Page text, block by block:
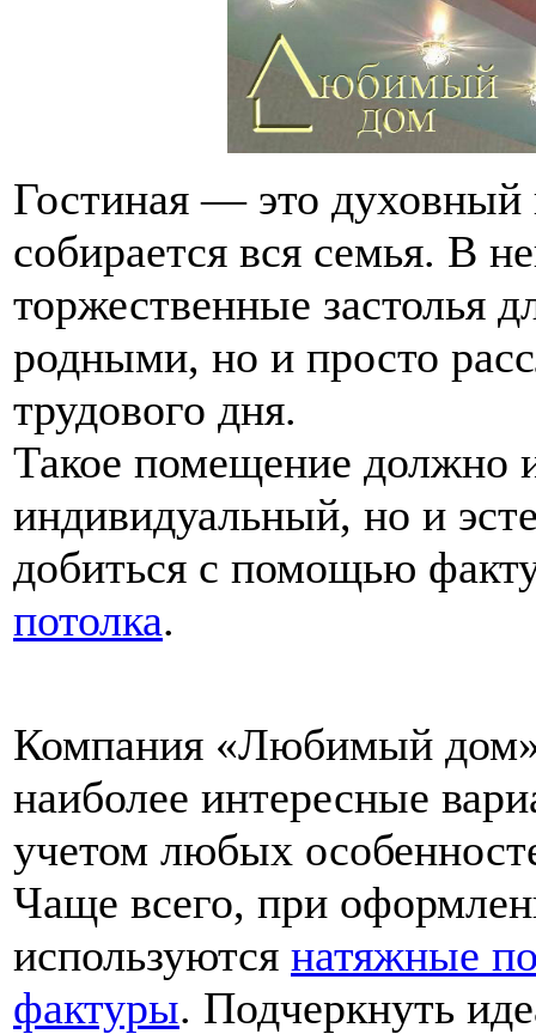
Гостиная — это духовный
собирается вся семья. В
торжественные застолья
родными, но и просто
трудового дня.
Такое помещение должно
индивидуальный, но и
добиться с помощью
потолка.
Компания «Любимый дом»
наиболее интересные
учетом любых
Чаще всего, при
используются натяжные
фактуры. Подчеркнуть